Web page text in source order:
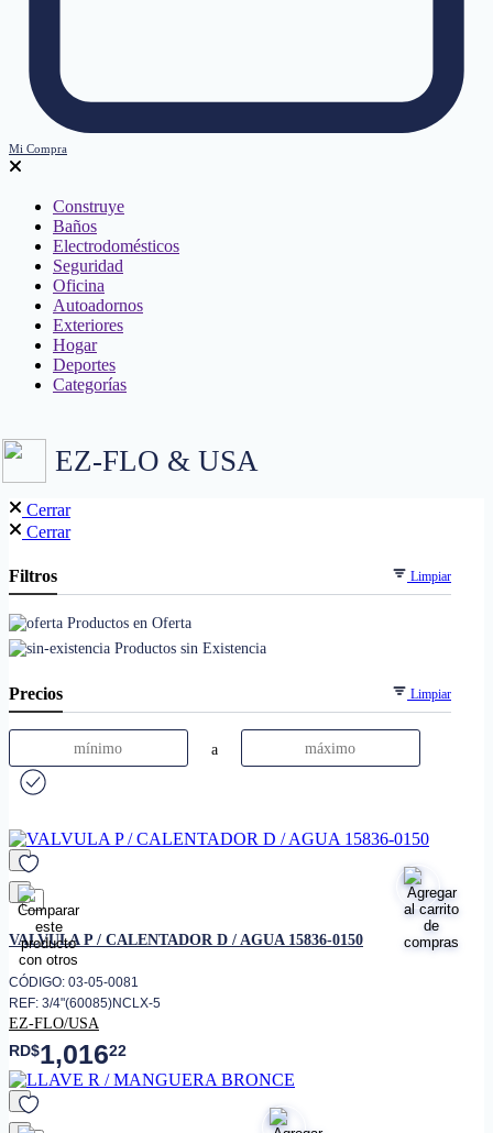
Mi Compra
Construye
Baños
Electrodomésticos
Seguridad
Oficina
Autoadornos
Exteriores
Hogar
Deportes
Categorías
EZ-FLO & USA
Cerrar
Cerrar
Filtros Limpiar
Productos en Oferta
Productos sin Existencia
Precios Limpiar
a
favorito
VALVULA P / CALENTADOR D / AGUA 15836-0150
CÓDIGO: 03-05-0081
REF: 3/4"(60085)NCLX-5
EZ-FLO/USA
RD$1,01622